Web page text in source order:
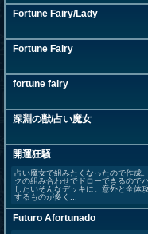
Fortune Fairy/Lady
Fortune Fairy
fortune fairy
深淵の獣/占い魔女
開運狂騒
占い魔女で組みたくなったので作成
クの組み合わせでドローできるので
したいそんなデッキに。意外と全体
するものが多く...
Futuro Afortunado